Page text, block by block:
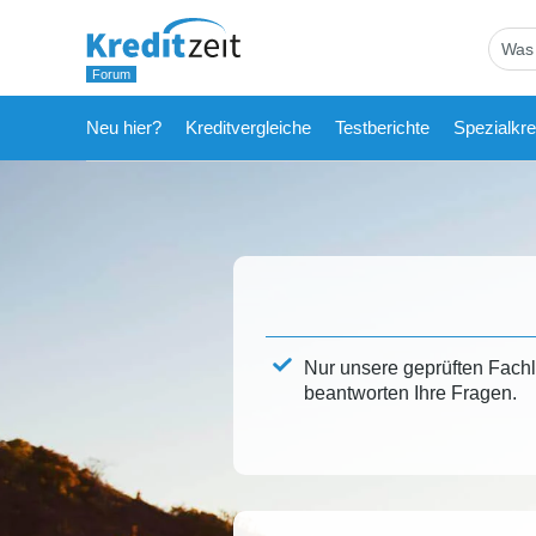
Neu hier? Kreditvergleiche Testberichte
Nur unsere geprüften
beantworten Ihre Fragen.